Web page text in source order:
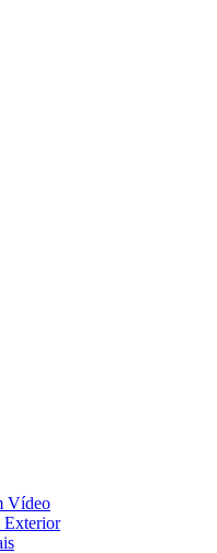
Vídeo
Exterior